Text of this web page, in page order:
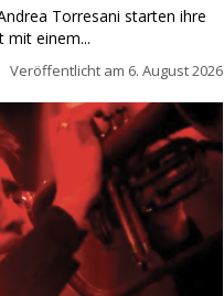
Torresani starten ihre
mit einem...
Veröffentlicht am 6. August 2026